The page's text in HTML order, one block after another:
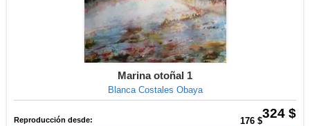
Marina otoñal 1
Blanca Costales Obaya
324 $
Reproducción desde: 176 $